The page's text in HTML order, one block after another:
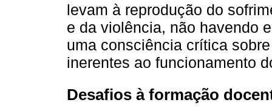
levam à reprodução do
e da violência, não havendo
uma consciência crítica
inerentes ao funcionamento
Desafios à formação